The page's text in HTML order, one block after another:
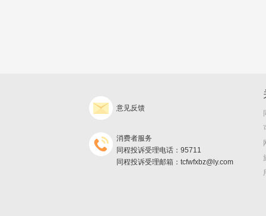
意见反馈
消费者服务
同程投诉受理电话：95711
同程投诉受理邮箱：tcfwfxbz@ly.com